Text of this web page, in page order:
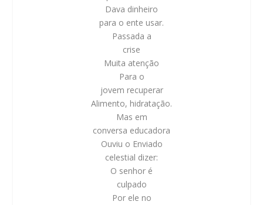
Dava dinheiro
para o ente usar.
Passada a
crise
Muita atenção
Para o
jovem recuperar
Alimento, hidratação.
Mas em
conversa educadora
Ouviu o Enviado
celestial dizer:
O senhor é
culpado
Por ele no